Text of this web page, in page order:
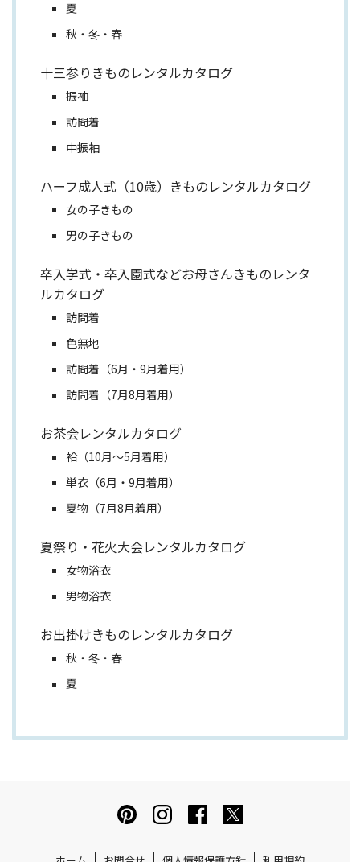
夏
秋・冬・春
十三参りきものレンタルカタログ
振袖
訪問着
中振袖
ハーフ成人式（10歳）きものレンタルカタログ
女の子きもの
男の子きもの
卒入学式・卒入園式などお母さんきものレンタ
ルカタログ
訪問着
色無地
訪問着（6月・9月着用）
訪問着（7月8月着用）
お茶会レンタルカタログ
袷（10月～5月着用）
単衣（6月・9月着用）
夏物（7月8月着用）
夏祭り・花火大会レンタルカタログ
女物浴衣
男物浴衣
お出掛けきものレンタルカタログ
秋・冬・春
夏